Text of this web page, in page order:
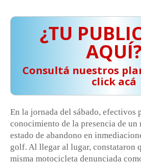
¿TU
AQUÍ?
Consultá nuestros
click acá
En la jornada del sábado, efectivos
conocimiento de la presencia de un
estado de abandono en
golf. Al llegar al lugar, constataron
misma motocicleta denunciada